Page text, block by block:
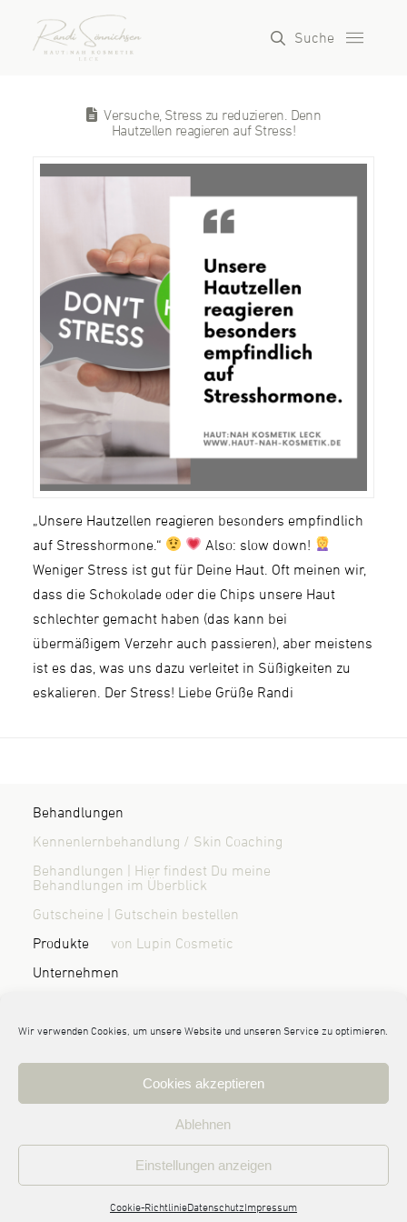
Wir verwenden Cookies, um unsere Website und unseren Service zu optimieren.
Cookies akzeptieren
Ablehnen
Einstellungen anzeigen
Cookie-RichtlinieDatenschutz Impressum
Suche
Versuche, Stress zu reduzieren. Denn
Hautzellen reagieren auf Stress!
„Unsere Hautzellen reagieren besonders empfindlich
auf Stresshormone.“
Also: slow down!
Weniger Stress ist gut für Deine Haut. Oft meinen wir,
dass die Schokolade oder die Chips unsere Haut
schlechter gemacht haben (das kann bei
übermäßigem Verzehr auch passieren), aber meistens
ist es das, was uns dazu verleitet in Süßigkeiten zu
eskalieren. Der Stress! Liebe Grüße Randi
Behandlungen
Kennenlernbehandlung / Skin Coaching
Behandlungen | Hier findest Du meine
Behandlungen im Überblick
Gutscheine | Gutschein bestellen
Produkte
von Lupin Cosmetic
Unternehmen
Blog & News
Kontakt / Anfahrt
Datenschutz
AGB | Allgemeine Geschäftsbedingungen